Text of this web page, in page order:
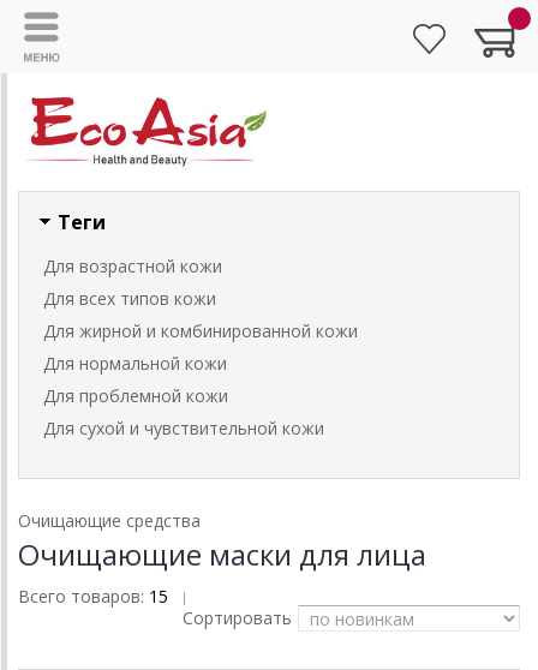
Теги
Для возрастной кожи
Для всех типов кожи
Для жирной и комбинированной кожи
Для нормальной кожи
Для проблемной кожи
Для сухой и чувствительной кожи
Очищающие средства
Очищающие маски для лица
Всего товаров: 15 |
Сортировать